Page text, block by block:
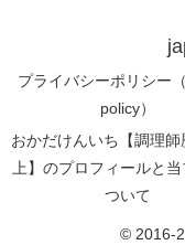
プライバシーポリシー
policy）
おかだけんいち【調理師
上】のプロフィールと
ついて
© 2016-